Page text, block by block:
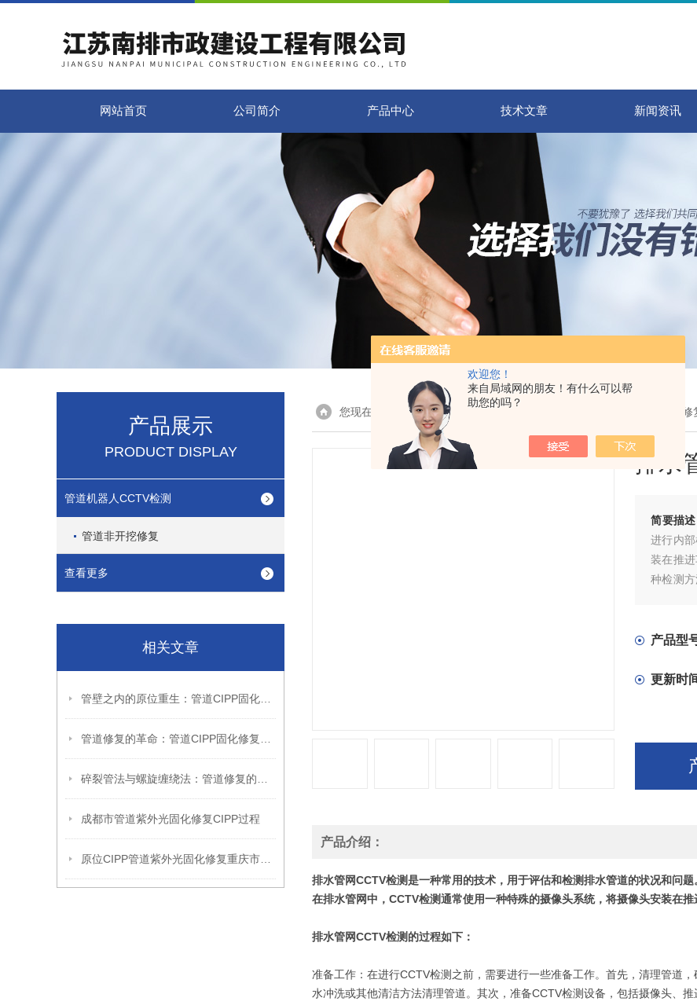
欢迎您！
来自局域网的朋友！有什么可以帮
助您的吗？
网站首页 公司简介 产品中心 技术文章 新闻资讯
产品展示
PRODUCT DISPLAY
管道机器人CCTV检测
管道非开挖修复
查看更多
相关文章
成都市管道紫外光固化修复CIPP过程
您现在的位置：首页> 产品展示 > 管道机器人CCTV检测 管道非开挖修
排水
简要描述
进行内
装在推
种检测
排水管
准备工
产品型
更新时
产品介绍：
排水管网CCTV检测是一种常用的技术，用于评估和检测排水管道的状况和
在排水管网中，CCTV检测通常使用一种特殊的摄像头系统，将摄像头安装在
排水管网CCTV检测的过程如下：
准备工作：在进行CCTV检测之前，需要进行一些准备工作。首先，清理管道
水冲洗或其他清洁方法清理管道。其次，准备CCTV检测设备，包括摄像头、推